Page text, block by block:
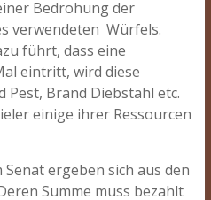
Bedrohung der
verwendeten Würfels.
führt, dass eine
eintritt, wird diese
Brand Diebstahl etc.
einige ihrer Ressourcen
ergeben sich aus den
Summe muss bezahlt